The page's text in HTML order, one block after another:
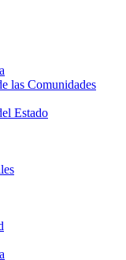
las Comunidades
Estado